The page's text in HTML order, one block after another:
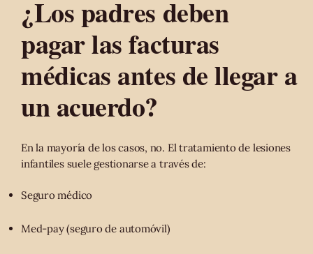
¿Los padres deben
pagar las facturas
médicas antes de llegar a
un acuerdo?
En la mayoría de los casos, no. El tratamiento de lesiones
infantiles suele gestionarse a través de:
Seguro médico
Med-pay (seguro de automóvil)